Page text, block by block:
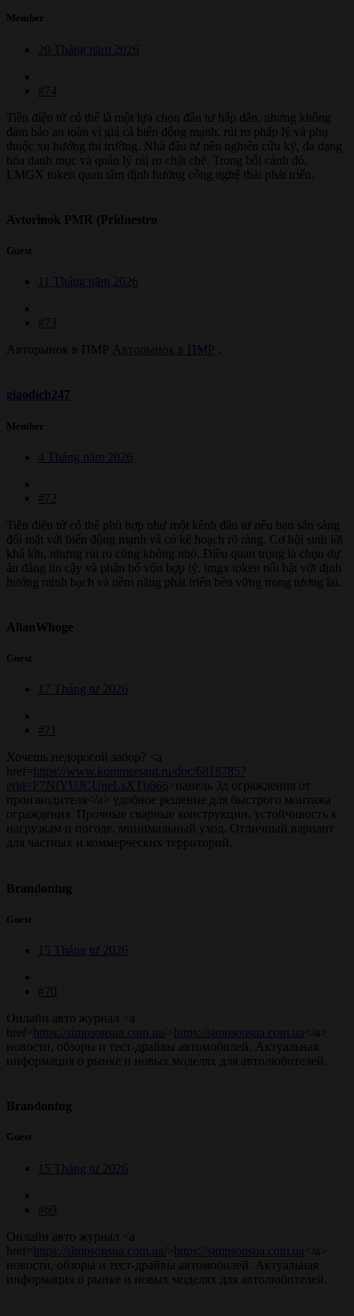
Member
20 Tháng năm 2026
#74
Tiền điện tử có thể là một lựa chọn đầu tư hấp dẫn, nhưng không
đảm bảo an toàn vì giá cả biến động mạnh, rủi ro pháp lý và phụ
thuộc xu hướng thị trường. Nhà đầu tư nên nghiên cứu kỹ, đa dạng
hóa danh mục và quản lý rủi ro chặt chẽ. Trong bối cảnh đó,
LMGX token quan tâm định hướng công nghệ thái phát triển.
Avtorinok PMR (Pridnestro
Guest
11 Tháng năm 2026
#73
Авторынок в ПМР Авторынок в ПМР
giaodich247
Member
4 Tháng năm 2026
#72
Tiền điện tử có thể phù hợp như một kênh đầu tư nếu bạn sẵn sàng
đối mặt với biến động mạnh và có kế hoạch rõ ràng. Cơ hội sinh lời
khá lớn, nhưng rủi ro cũng không nhỏ. Điều quan trọng là chọn dự
án đáng tin cậy và phân bổ vốn hợp lý. lmgx token nổi bật với định
hướng minh bạch và tiềm năng phát triển bền vững trong tương lai.
AllanWhoge
Guest
17 Tháng tư 2026
#71
Хочешь недорогой забор? <a
href=
https://www.kommersant.ru/doc/6818785?
erid=F7NfYUJCUneLsXTti666 >панель 3д ограждения от
производителя</a> удобное решение для быстрого монтажа
ограждения. Прочные сварные конструкции, устойчивость к
нагрузкам и погоде, минимальный уход. Отличный вариант
для частных и коммерческих территорий.
Brandontug
Guest
15 Tháng tư 2026
#70
Онлайн авто журнал <a
href=
https://simpsonsua.com.ua/ https://simpsonsua.com.ua </a>
новости, обзоры и тест-драйвы автомобилей. Актуальная
информация о рынке и новых моделях для автолюбителей.
Brandontug
Guest
15 Tháng tư 2026
#69
Онлайн авто журнал <a
href=
https://simpsonsua.com.ua/ https://simpsonsua.com.ua </a>
новости, обзоры и тест-драйвы автомобилей. Актуальная
информация о рынке и новых моделях для автолюбителей.